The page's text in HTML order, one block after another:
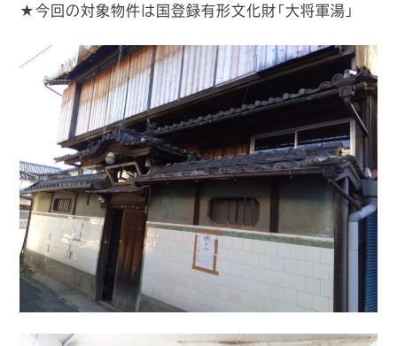
★今回の対象物件は国登録有形文化財「大将軍湯」